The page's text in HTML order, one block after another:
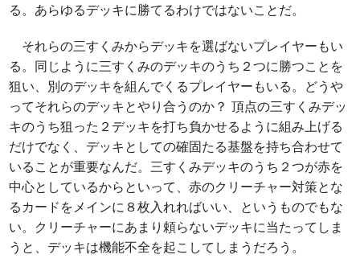
る。あらゆるデッキに勝てるわけではないことだ。
それらの三すくみからデッキを選ばないプレイヤーもい
る。同じように三すくみのデッキのうち２つに勝つことを
狙い、別のデッキを組んでくるプレイヤーもいる。どうや
ってそれらのデッキとやり合うのか？ 頂点の三すくみデッ
キのうち狙った２デッキを打ち負かせるように組み上げる
だけでなく、デッキとしての確固たる基盤を持ち合わせて
いることが重要なんだ。三すくみデッキのうち２つが赤を
中心としているからといって、赤のクリーチャー対策とな
るカードをメインに８枚入れればいい、というものでもな
い。クリーチャーにあまり頼らないデッキに当たってしま
うと、デッキは機能不全を起こしてしまうだろう。